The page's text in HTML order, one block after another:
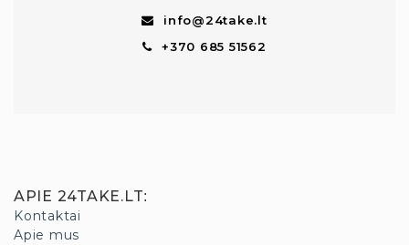
info@24take.lt
+370 685 51562
APIE 24TAKE.LT:
Kontaktai
Apie mus